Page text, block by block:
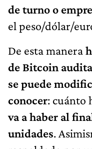
de turno o
el peso/dólar/
De esta manera
de Bitcoin
se puede
conocer: cuánto
va a haber al
unidades.